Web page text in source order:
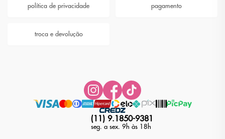
política de privacidade pagamento
troca e devolução
(11) 9.1850-9381
seg. a sex. 9h às 18h